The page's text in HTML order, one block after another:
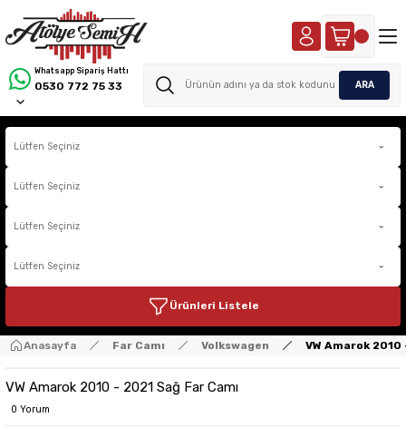
Whatsapp Sipariş Hattı
0530 772 75 33 ARA
Ürünleri Listele
Anasayfa Far Camı Volkswagen VW Amarok 2010
VW Amarok 2010 - 2021 Sağ Far Camı
0 Yorum